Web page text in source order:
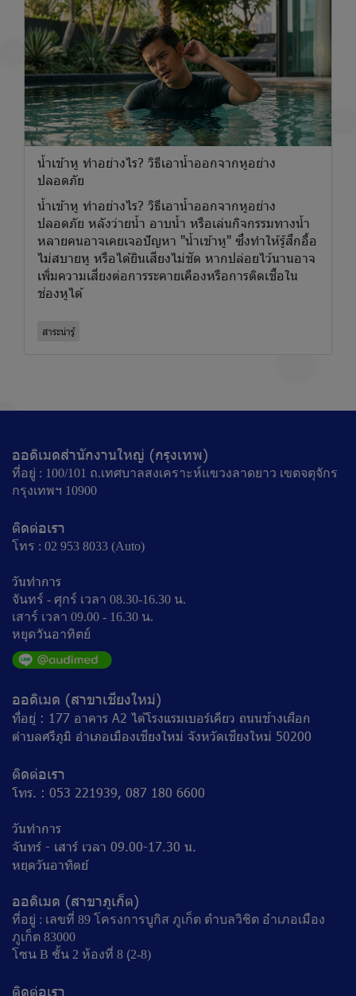
น้ำเข้าหู ทำอย่างไร? วิธีเอาน้ำออกจากหูอย่าง
ปลอดภัย
น้ำเข้าหู ทำอย่างไร? วิธีเอาน้ำออกจากหูอย่าง
ปลอดภัย หลังว่ายน้ำ อาบน้ำ หรือเล่นกิจกรรมทางน้ำ
หลายคนอาจเคยเจอปัญหา "น้ำเข้าหู" ซึ่งทำให้รู้สึกอื้อ
ไม่สบายหู หรือได้ยินเสียงไม่ชัด หากปล่อยไว้นานอาจ
เพิ่มความเสี่ยงต่อการระคายเคืองหรือการติดเชื้อใน
ช่องหูได้
สาระน่ารู้
ออดิเมดสำนักงานใหญ่ (กรุงเทพ)
ที่อยู่ : 100/101 ถ.เทศบาลสงเคราะห์แขวงลาดยาว เขตจตุจักร
กรุงเทพฯ 10900
ติดต่อเรา
โทร : 02 953 8033 (Auto)
วันทำการ
จันทร์ - ศุกร์ เวลา 08.30-16.30 น.
เสาร์ เวลา 09.00 - 16.30 น.
หยุดวันอาทิตย์
ออดิเมด (สาขาเชียงใหม่)
ที่อยู่ : 177 อาคาร A2 ไต้โรงแรมเบอร์เคียว ถนนช้างเผือก
ตำบลศรีภูมิ อำเภอเมืองเชียงใหม่ จังหวัดเชียงใหม่ 50200
ติดต่อเรา
โทร. : 053 221939, 087 180 6600
วันทำการ
จันทร์ - เสาร์ เวลา 09.00-17.30 น.
หยุดวันอาทิตย์
ออดิเมด (สาขาภูเก็ต)
ที่อยู่ : เลขที่ 89 โครงการบูกิส ภูเก็ต ตำบลวิชิต อำเภอเมือง
ภูเก็ต 83000
โซน B ชั้น 2 ห้องที่ 8 (ฺ2-8)
ติดต่อเรา